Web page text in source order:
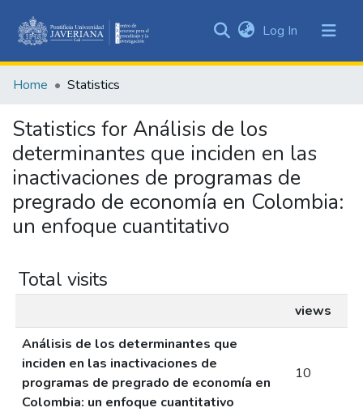
&
All of DSpace
Log In (current)
Home Statistics
Statistics for Análisis de los
determinantes que inciden en las
inactivaciones de programas de
pregrado de economía en Colombia:
un enfoque cuantitativo
Total visits
views
Análisis de los determinantes que
inciden en las inactivaciones de
programas de pregrado de economía en
Colombia: un enfoque cuantitativo
10